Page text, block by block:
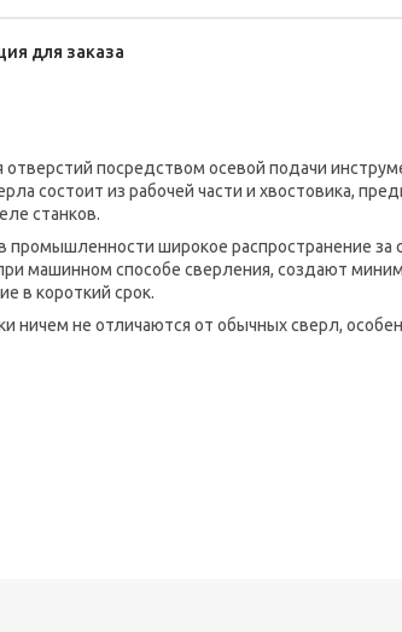
для заказа
посредством осевой подачи
состоит из рабочей части и хвостовика,
станков.
широкое распространение за
машинном способе сверления, создают
в короткий срок.
ничем не отличаются от обычных сверл,